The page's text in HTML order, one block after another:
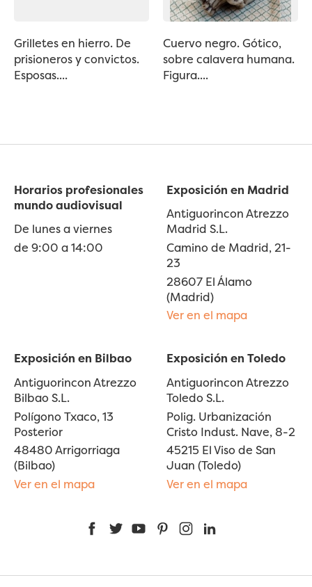
Grilletes en hierro. De
prisioneros y convictos.
Esposas....
Cuervo negro. Gótico,
sobre calavera humana.
Figura....
Horarios profesionales
mundo audiovisual
De lunes a viernes
de 9:00 a 14:00
Exposición en Madrid
Antiguorincon Atrezzo
Madrid S.L.
Camino de Madrid, 21-
23
28607 El Álamo
(Madrid)
Ver en el mapa
Exposición en Bilbao
Antiguorincon Atrezzo
Bilbao S.L.
Polígono Txaco, 13
Posterior
48480 Arrigorriaga
(Bilbao)
Ver en el mapa
Exposición en Toledo
Antiguorincon Atrezzo
Toledo S.L.
Polig. Urbanización
Cristo Indust. Nave, 8-2
45215 El Viso de San
Juan (Toledo)
Ver en el mapa
FacebookTwitterYouTubePinterestInstagram